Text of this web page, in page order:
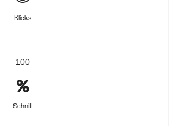
Klicks
100
Schnitt